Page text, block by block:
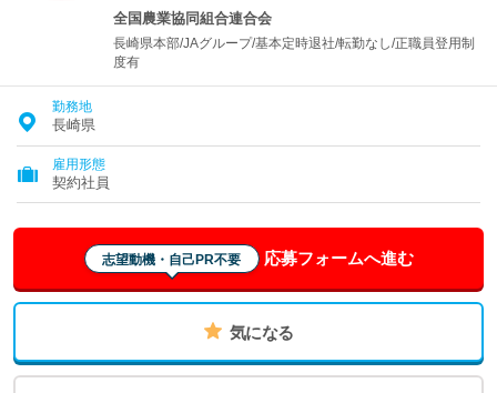
全国農業協同組合連合会
長崎県本部/JAグループ/基本定時退社/転勤なし/正職員登用制
度有
勤務地
長崎県
雇用形態
契約社員
志望動機・自己PR不要 応募フォームへ進む
気になる